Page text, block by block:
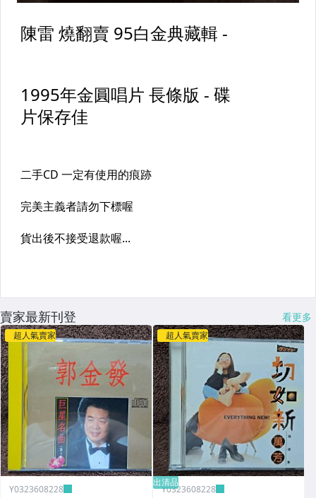
賣家最新刊登 看更多
超人氣賣家
Y0323608228
超人氣賣家
出清品
Y0323608228